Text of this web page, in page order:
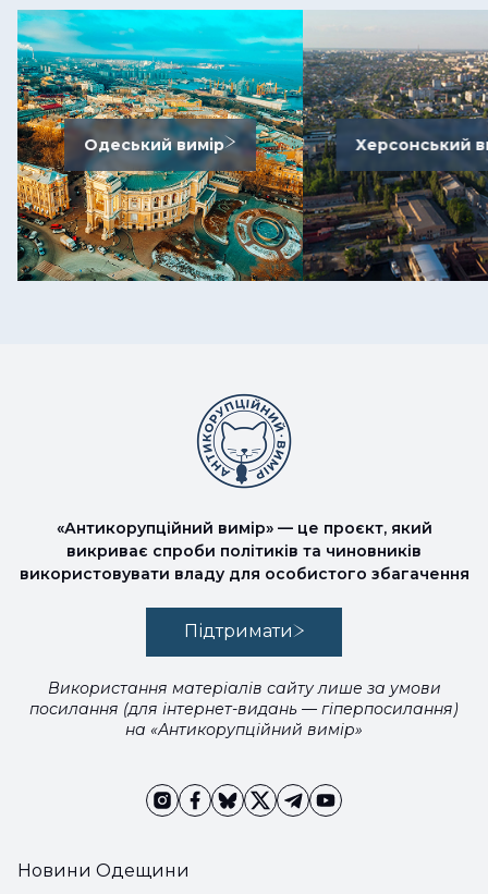
Одеський вимір Херсонський
Новини Одещини
«Антикорупційний вимір» — це проєкт, який
викриває спроби політиків та чиновників
використовувати владу для особистого збагачення
Підтримати
Використання матеріалів сайту лише за умови
посилання (для інтернет-видань — гіперпосилання)
на «Антикорупційний вимір»